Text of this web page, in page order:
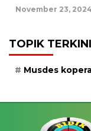
November 23,
TOPIK TERKINI
Musdes